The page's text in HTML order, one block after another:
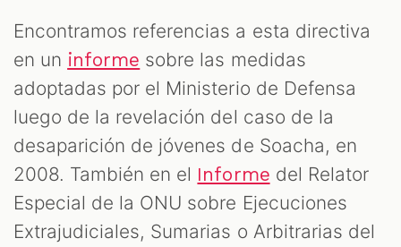
Encontramos referencias a esta directiva
en un informe sobre las medidas
adoptadas por el Ministerio de Defensa
luego de la revelación del caso de la
desaparición de jóvenes de Soacha, en
2008. También en el Informe del Relator
Especial de la ONU sobre Ejecuciones
Extrajudiciales, Sumarias o Arbitrarias del